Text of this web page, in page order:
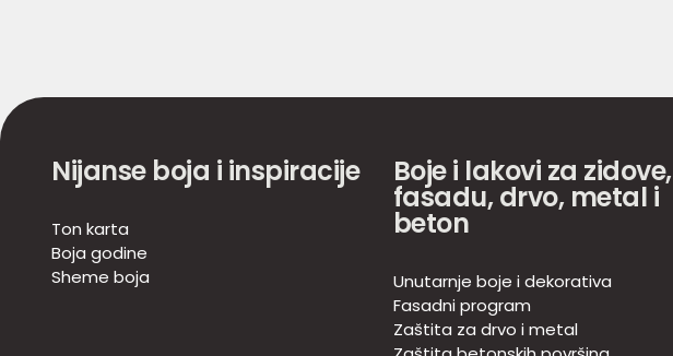
Nijanse boja i inspiracije
Ton karta
Boja godine
Sheme boja
Boje i lakovi za zidove,
fasadu, drvo, metal i
beton
Unutarnje boje i dekorativa
Fasadni program
Zaštita za drvo i metal